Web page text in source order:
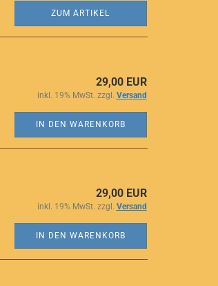
ZUM ARTIKEL
29,00 EUR
inkl. 19% MwSt. zzgl. Versand
IN DEN WARENKORB
29,00 EUR
inkl. 19% MwSt. zzgl. Versand
IN DEN WARENKORB